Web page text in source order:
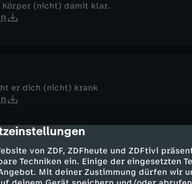
von ZDF, ZDFheute und ZDFtivi
Techniken ein. Einige der eingesetzten
Mit deiner Zustimmung dürfen wir
Körper (nicht) damit klar.
er dich (nicht) krank
und Mundgeruch (nicht)